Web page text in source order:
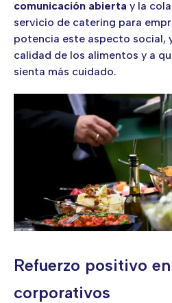
comunicación abierta y la
servicio de catering para
potencia este aspecto social,
calidad de los alimentos y a
sienta más cuidado.
Refuerzo positivo
corporativos